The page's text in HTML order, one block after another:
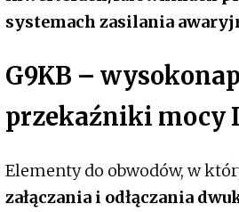
systemach zasilania
G9KB –
przekaźniki mocy
Elementy do obwodów, w
załączania i odłączania